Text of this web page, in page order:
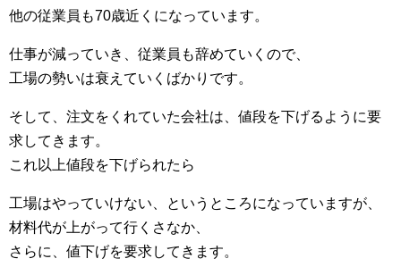
他の従業員も70歳近くになっています。
仕事が減っていき、従業員も辞めていくので、
工場の勢いは衰えていくばかりです。
そして、注文をくれていた会社は、値段を下げるように要
求してきます。
これ以上値段を下げられたら
工場はやっていけない、というところになっていますが、
材料代が上がって行くさなか、
さらに、値下げを要求してきます。